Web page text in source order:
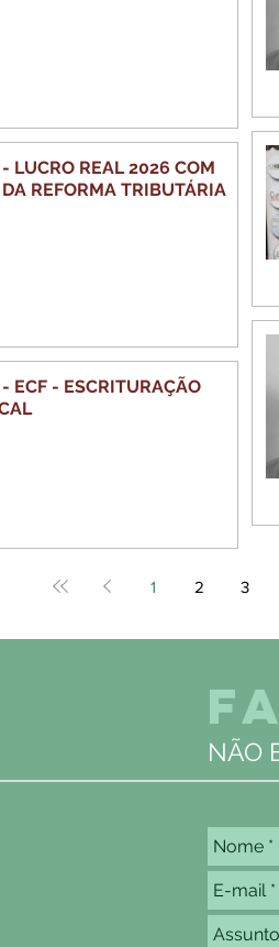
REFORMA TRIBUTÁRIA
ECF - ESCRITURAÇÃO
1 2 3
NÃO